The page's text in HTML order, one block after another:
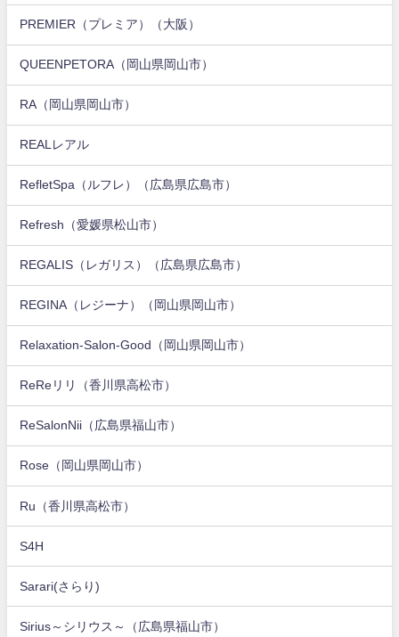
PREMIER（プレミア）（大阪）
QUEENPETORA（岡山県岡山市）
RA（岡山県岡山市）
REALレアル
RefletSpa（ルフレ）（広島県広島市）
Refresh（愛媛県松山市）
REGALIS（レガリス）（広島県広島市）
REGINA（レジーナ）（岡山県岡山市）
Relaxation-Salon-Good（岡山県岡山市）
ReReリリ（香川県高松市）
ReSalonNii（広島県福山市）
Rose（岡山県岡山市）
Ru（香川県高松市）
S4H
Sarari(さらり)
Sirius～シリウス～（広島県福山市）